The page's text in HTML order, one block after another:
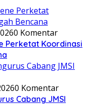
0 Komentar
Perketat Koordinasi
0 Komentar
Cabang JMSI